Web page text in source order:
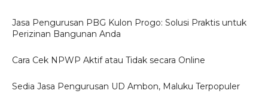
Jasa Pengurusan PBG Kulon Progo: Solusi Praktis untuk
Perizinan Bangunan Anda
Cara Cek NPWP Aktif atau Tidak secara Online
Sedia Jasa Pengurusan UD Ambon, Maluku Terpopuler